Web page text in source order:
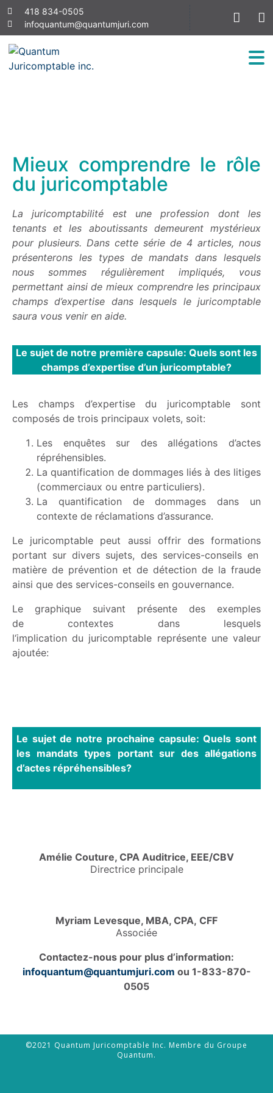
418 834-0505
infoquantum@quantumjuri.com
Mieux comprendre le rôle
du juricomptable
La juricomptabilité est une profession dont les
tenants etles aboutissants demeurent mystérieux
pour plusieurs. Dans cette série de 4 articles, nous
présenterons les types de mandats dans lesquels
nous sommes régulièrement impliqués, vous
permettant ainsi de mieux comprendreles principaux
champs d’expertise dans lesquels le juricomptable
saura vous venir en aide.
Le sujet de notre première capsule: Quels sont les
champs d’expertise d’un juricomptable?
Les champs d’expertise du juricomptable sont
composés de trois principaux volets, soit:
Les enquêtes sur des allégations d’actes
répréhensibles.
La quantification de dommages liés à des litiges
(commerciaux ou entre particuliers).
La quantification de dommages dans un
contexte de réclamations d’assurance.
Le juricomptable peut aussi offrir des formations
portant sur divers sujets, desservices-conseils en
matière de prévention et de détection de la fraude
ainsi que des services-conseils en gouvernance.
Le graphique suivant présente des exemples
de contextes dans lesquels
l‘implicationdu juricomptable représente une valeur
ajoutée:
Le sujet de notre prochaine capsule: Quels sont
les mandats types portant sur des allégations
d’actes répréhensibles?
Amélie Couture, CPA Auditrice, EEE/CBV
Directrice principale
Myriam Levesque, MBA, CPA, CFF
Associée
Contactez-nous pour plus d’information:
infoquantum@quantumjuri.com ou 1-833-870-
0505
©2021 Quantum Juricomptable Inc. Membre du Groupe
Quantum.